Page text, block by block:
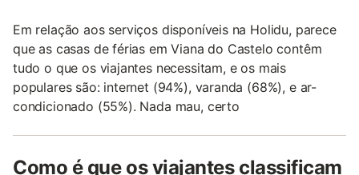
Em relação aos serviços disponíveis na Holidu, parece
que as casas de férias em Viana do Castelo contêm
tudo o que os viajantes necessitam, e os mais
populares são: internet (94%), varanda (68%), e ar-
condicionado (55%). Nada mau, certo
Como é que os viajantes classificam